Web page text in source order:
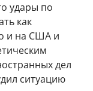
удары по
как
и на США и
дел
ситуацию